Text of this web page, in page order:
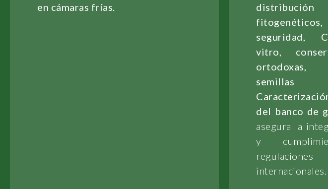
en cámaras frías.
seguridad,
vitro,
ortodoxas,
semillas
del banco de
asegura la
y
internacionales.